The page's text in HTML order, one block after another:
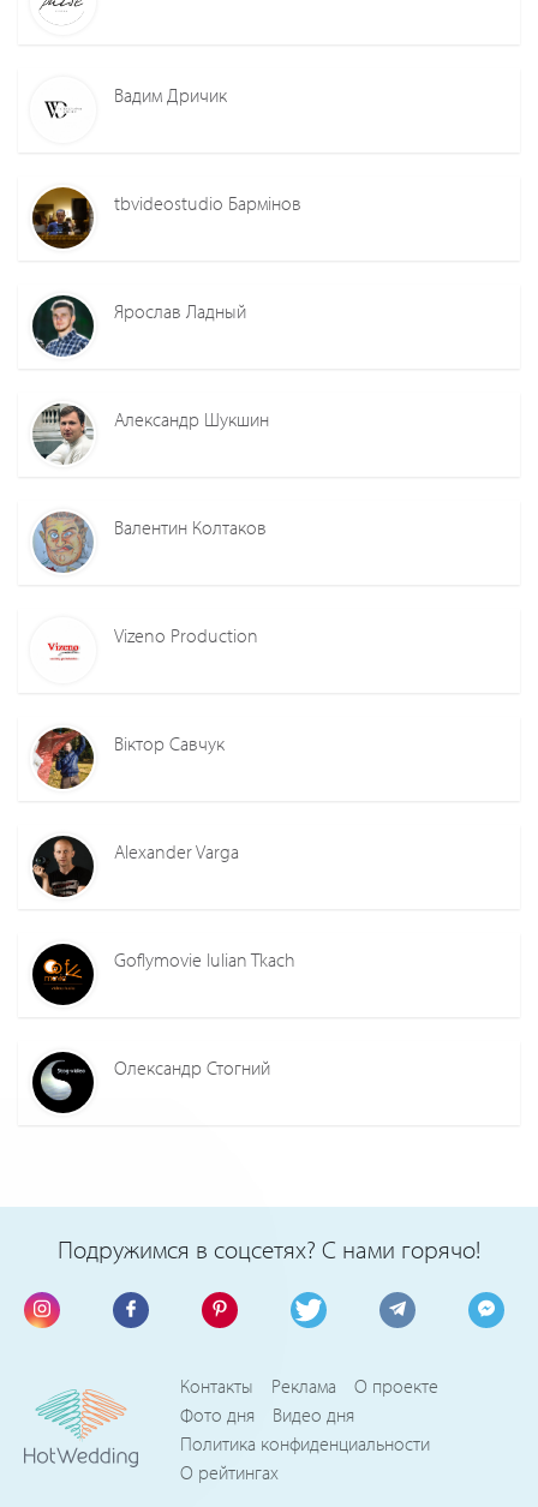
Вадим Дричик
tbvideostudio Бармінов
Ярослав Ладный
Александр Шукшин
Валентин Колтаков
Vizeno Production
Віктор Савчук
Alexander Varga
Goflymovie Iulian Tkach
Олександр Стогний
Подружимся в соцсетях? С нами горячо!
Контакты Реклама
О проекте
Фото дня
Видео дня
Политика конфиденциальности
О рейтингах